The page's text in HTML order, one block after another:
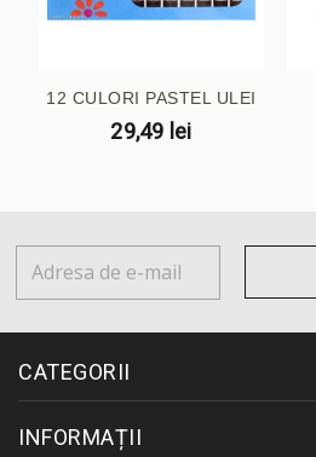
12 CULORI PASTEL ULEI
29,49 lei
CATEGORII
INFORMAȚII